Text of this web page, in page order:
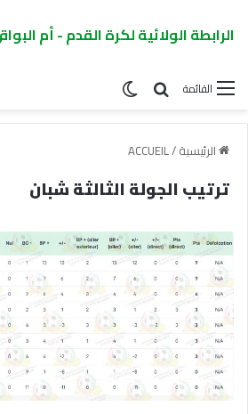
الرابطة الولائية لكرة القدم - أم
القائمة
الرئيسية/
ACCUEIL
ترتيب الجولة الثالثة شبان